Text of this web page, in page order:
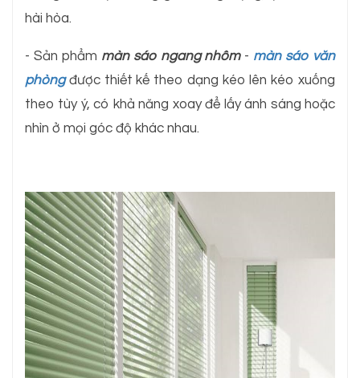
hài hòa.
- Sản phẩm màn sáo ngang nhôm- màn sáo văn
phòngđược thiết kế theo dạng kéo lên kéo xuống
theo tùy ý, có khả năng xoay để lấy ánh sáng hoặc
nhìn ở mọi góc độ khác nhau.